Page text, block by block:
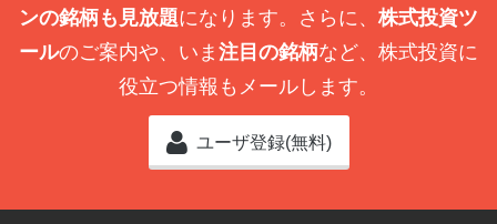
ンの銘柄も見放題になります。さらに、 株式投資ツ
ールのご案内や、いま 注目の銘柄など、株式投資に
役立つ情報もメールします。
ユーザ登録(無料)